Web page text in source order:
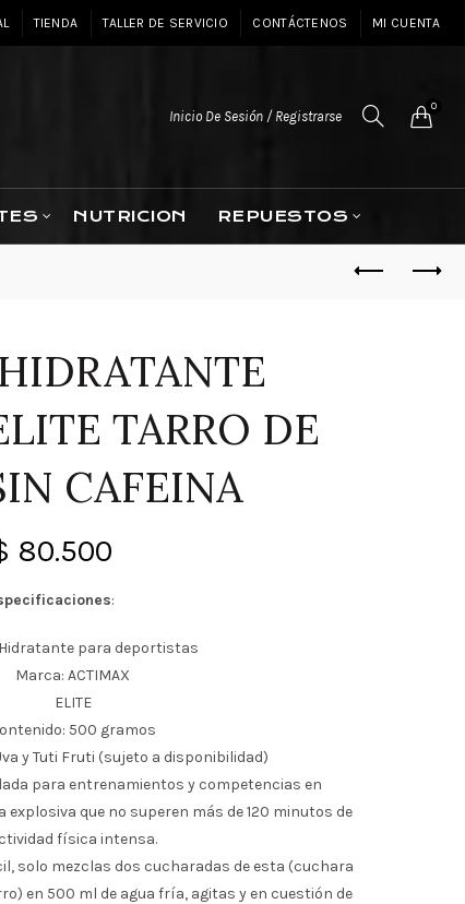
TIENDA TALLER DE SERVICIO CONTÁCTENOS MI CUENTA
Inicio De Sesión / Registrarse
0
NUTRICION REPUESTOS
TARRO DE
CAFEINA
80.500
:
para deportistas
Marca: ACTIMAX
ELITE
500 gramos
y Tuti Fruti (sujeto a disponibilidad)
para entrenamientos y competencias en
explosiva que no superen más de 120 minutos de
física intensa.
solo mezclas dos cucharadas de esta (cuchara
en 500 ml de agua fría, agitas y en cuestión de